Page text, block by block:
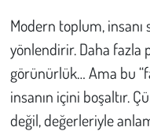
Modern toplum, insanı
yönlendirir. Daha fazla
görünürlük… Ama bu
insanın içini boşaltır.
değil, değerleriyle